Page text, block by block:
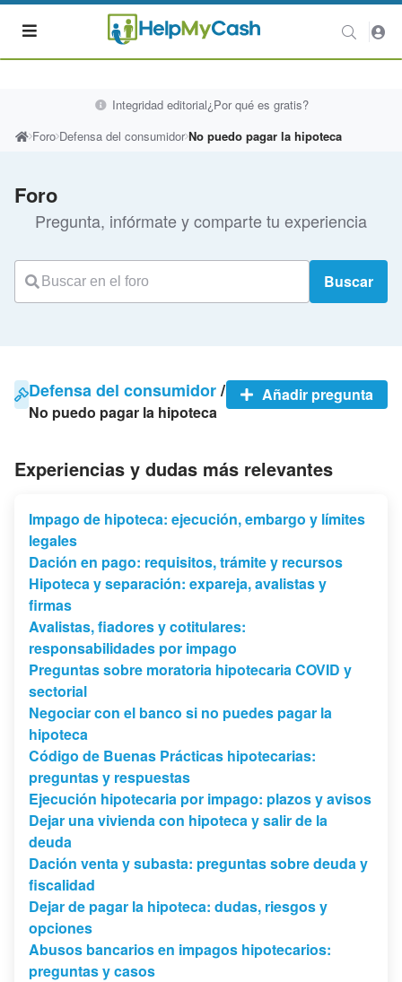
Integridad editorial¿Por qué es gratis?
Foro Defensa del consumidor No puedo pagar la hipoteca
Foro
Pregunta, infórmate y comparte tu experiencia
Buscar
Defensa del consumidor/
No puedo pagar la hipoteca
Añadir pregunta
Experiencias y dudas más relevantes
Impago de hipoteca: ejecución, embargo y límites
legales
Dación en pago: requisitos, trámite y recursos
Hipoteca y separación: expareja, avalistas y
firmas
Avalistas, fiadores y cotitulares:
responsabilidades por impago
Preguntas sobre moratoria hipotecaria COVID y
sectorial
Negociar con el banco si no puedes pagar la
hipoteca
Código de Buenas Prácticas hipotecarias:
preguntas y respuestas
Ejecución hipotecaria por impago: plazos y avisos
Dejar una vivienda con hipoteca y salir de la
deuda
Dación venta y subasta: preguntas sobre deuda y
fiscalidad
Dejar de pagar la hipoteca: dudas, riesgos y
opciones
Abusos bancarios en impagos hipotecarios:
preguntas y casos